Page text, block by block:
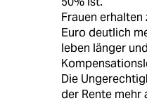
Frauen
Euro deutlich
leben länger
Die
der Rente mehr